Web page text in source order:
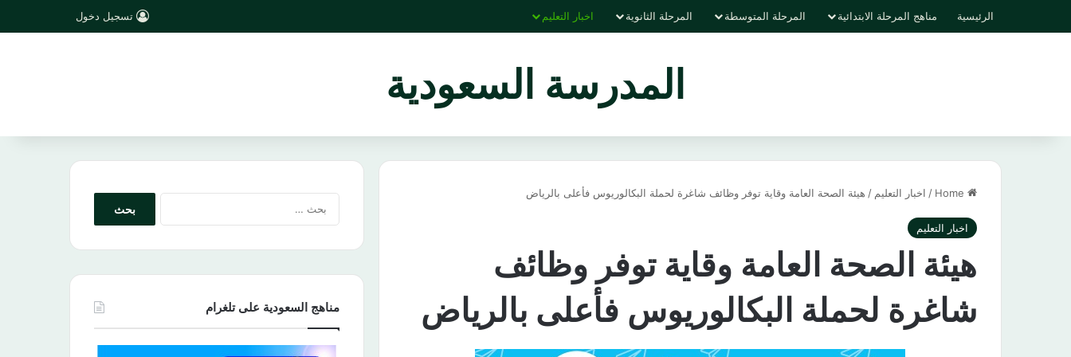
الرئيسية مناهج المرحلة الابتدائية المرحلة المتوسطة المرحلة الثانوية اخبار التعليم تسجيل دخول
المدرسة السعودية
/ اخبار التعليم / هيئة الصحة العامة وقاية توفر وظائف شاغرة لحملة البكالوريوس فأعلى بالرياض
اخبار التعليم
هيئة الصحة العامة وقاية توفر وظائف
شاغرة لحملة البكالوريوس فأعلى بالرياض
مناهج السعودية على تلغرام